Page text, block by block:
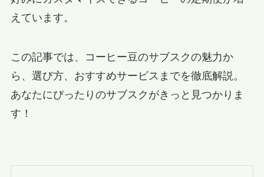
えています。
この記事では、コーヒー豆のサブスクの魅力か
ら、選び方、おすすめサービスまでを徹底解説。
あなたにぴったりのサブスクがきっと見つかりま
す！